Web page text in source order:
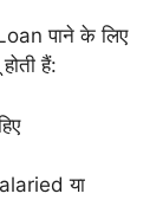
पाने के लिए
हैं:
या